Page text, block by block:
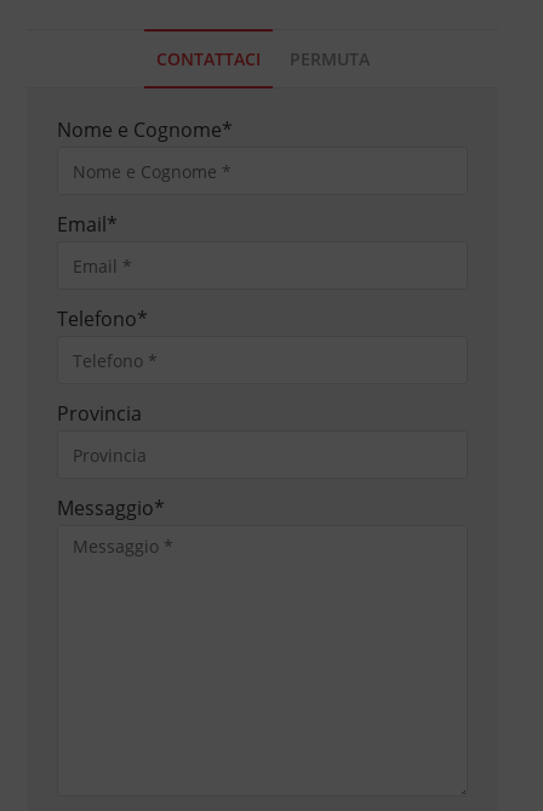
CONTATTACI PERMUTA
Nome e Cognome*
Email*
Telefono*
Provincia
Messaggio*